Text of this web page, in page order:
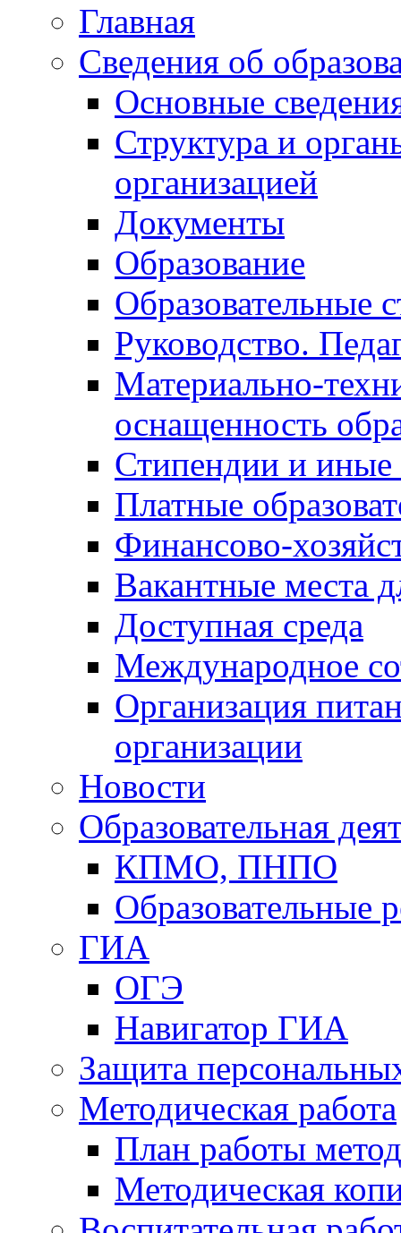
Главная
Сведения об
Основные
Структура и
организацией
Документы
Образование
Образовательные
Руководство.
Материально-
оснащенность
Стипендии и иные
Платные
Финансово-
Вакантные места
Доступная среда
Международное
Организация
организации
Новости
Образовательная
КПМО, ПНПО
Образовательные
ГИА
ОГЭ
Навигатор ГИА
Защита
Методическая работа
План работы
Методическая